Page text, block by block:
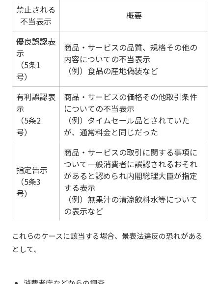
禁止される
不当表示
概要
優良誤認表
示
（5条1
号）
商品・サービスの品質、規格その他の
内容についての不当表示
（例）食品の産地偽装など
有利誤認表
示
（5条2
号）
商品・サービスの価格その他取引条件
についての不当表示
（例）タイムセール品とされていた
が、通常料金と同じだった
指定告示
（5条3
号）
商品・サービスの取引に関する事項に
ついて一般消費者に誤認されるおそれ
があると認められ内閣総理大臣が指定
する表示
（例）無果汁の清涼飲料水等について
の表示など
これらのケースに該当する場合、景表法違反の恐れがある
として、